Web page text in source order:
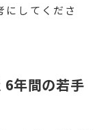
してくださ
6年間の若手